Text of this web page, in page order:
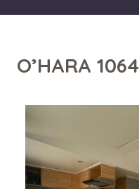
O’HARA 1064